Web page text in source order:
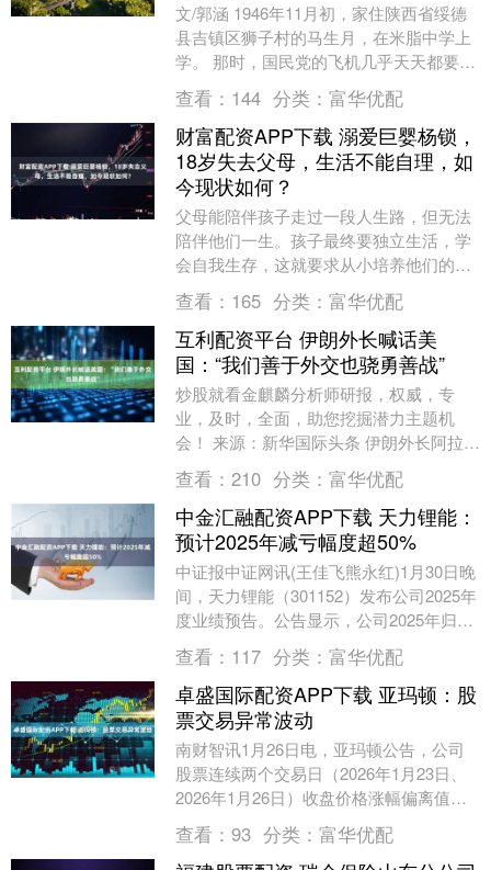
文/郭涵 1946年11月初，家住陕西省绥德
县吉镇区狮子村的马生月，在米脂中学上
学。 那时，国民党的飞机几乎天天都要来
骚扰几次，课上不成了，他们班上5个同学
一商....
查看： 144 分类： 富华优配
财富配资APP下载 溺爱巨婴杨锁，
18岁失去父母，生活不能自理，如
今现状如何？
父母能陪伴孩子走过一段人生路，但无法
陪伴他们一生。孩子最终要独立生活，学
会自我生存，这就要求从小培养他们的独
立性。过分宠溺，衣来伸手饭来张口，只
会让孩子失去生存....
查看： 165 分类： 富华优配
互利配资平台 伊朗外长喊话美
国：“我们善于外交也骁勇善战”
炒股就看金麒麟分析师研报，权威，专
业，及时，全面，助您挖掘潜力主题机
会！ 来源：新华国际头条 伊朗外长阿拉格
齐资料照片 据伊朗迈赫尔通讯社8日报
道，伊朗外长阿拉....
查看： 210 分类： 富华优配
中金汇融配资APP下载 天力锂能：
预计2025年减亏幅度超50%
中证报中证网讯(王佳飞熊永红)1月30日晚
间，天力锂能（301152）发布公司2025年
度业绩预告。公告显示，公司2025年归属
于上市公司股东的净利润预计为-1....
查看： 117 分类： 富华优配
卓盛国际配资APP下载 亚玛顿：股
票交易异常波动
南财智讯1月26日电，亚玛顿公告，公司
股票连续两个交易日（2026年1月23日、
2026年1月26日）收盘价格涨幅偏离值累
计超过20%，根据《深圳证券交易所交
易....
查看： 93 分类： 富华优配